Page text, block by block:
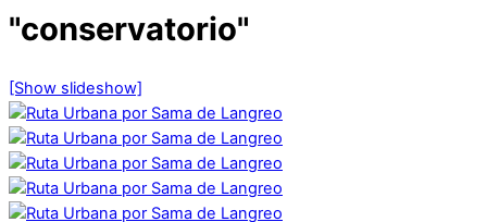
"conservatorio"
[Show slideshow]